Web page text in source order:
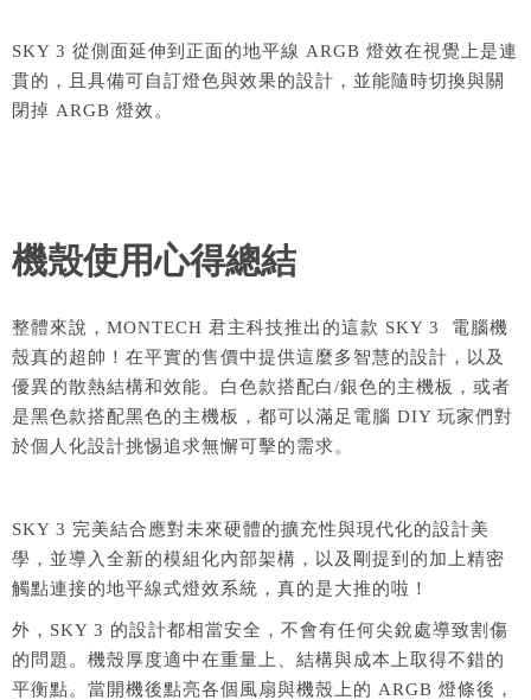
SKY 3 從側面延伸到正面的地平線 ARGB 燈效在視覺上是連
貫的，且具備可自訂燈色與效果的設計，並能隨時切換與關
閉掉 ARGB 燈效。
機殼使用心得總結
整體來說，MONTECH 君主科技推出的這款 SKY 3 電腦機
殼真的超帥！在平實的售價中提供這麼多智慧的設計，以及
優異的散熱結構和效能。白色款搭配白/銀色的主機板，或者
是黑色款搭配黑色的主機板，都可以滿足電腦 DIY 玩家們對
於個人化設計挑惕追求無懈可擊的需求。
SKY 3 完美結合應對未來硬體的擴充性與現代化的設計美
學，並導入全新的模組化內部架構，以及剛提到的加上精密
觸點連接的地平線式燈效系統，真的是大推的啦！
外，SKY 3 的設計都相當安全，不會有任何尖銳處導致割傷
的問題。機殼厚度適中在重量上、結構與成本上取得不錯的
平衡點。當開機後點亮各個風扇與機殼上的 ARGB 燈條後，